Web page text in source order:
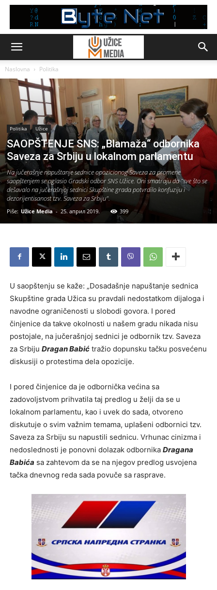
Naslovna Politika
Politika Užice
SAOPŠTENJE SNS: „Blamaža“ odbornika
Saveza za Srbiju u lokalnom parlamentu
Na jučerašnje napuštanje sednice opozicionog Saveza za promene
saopštenjem se oglasio Gradski odbor SNS Užice. Oni smatraju da "sve što se
dešavalo na jučerašnjoj sednici Skupštine grada potvrdilo konfuziju i
dezorijentisanost tzv. Saveza za Srbiju".
Piše: Užice Media - 25. април 2019. 399
U saopštenju se kaže: „Dosadašnje napuštanje sednica
Skupštine grada Užica su pravdali nedostatkom dijaloga i
navodne ograničenosti u slobodi govora. I pored
činjenice da takve okolnosti u našem gradu nikada nisu
postojale, na jučerašnjoj sednici je odbornik tzv. Saveza
za Srbiju Dragan Babić tražio dopunsku tačku posvećenu
diskusiji o protestima dela opozicije.
I pored činjenice da je odbornička većina sa
zadovoljstvom prihvatila taj predlog u želji da se u
lokalnom parlamentu, kao i uvek do sada, otvoreno
diskutuje o svim važnim temama, uplašeni odbornici tzv.
Saveza za Srbiju su napustili sednicu. Vrhunac cinizma i
nedoslednosti je ponovni dolazak odbornika Dragana
Babića sa zahtevom da se na njegov predlog usvojena
tačka dnevnog reda sada povuče sa rasprave.